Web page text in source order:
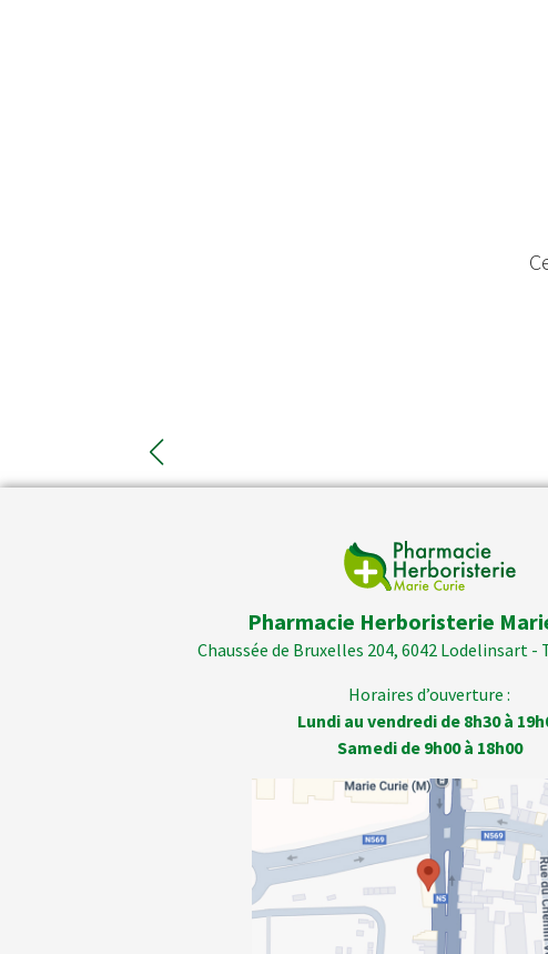
Pharmacie Herboristerie
Chaussée de Bruxelles 204, 6042 Lodelinsart -
Horaires d’ouverture :
Lundi au vendredi de 8h30 à
Samedi de 9h00 à 18h00